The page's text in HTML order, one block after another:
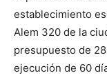
establecimiento
Alem 320 de la
presupuesto de
ejecución de 60